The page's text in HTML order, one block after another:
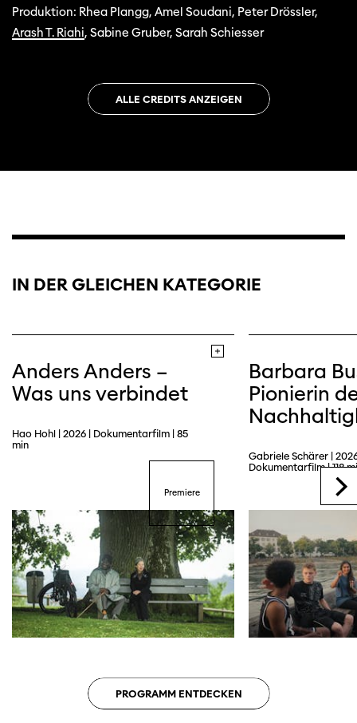
Produktion: Rhea Plangg, Amel Soudani, Peter Drössler,
Arash T. Riahi, Sabine Gruber, Sarah Schiesser
ALLE CREDITS ANZEIGEN
IN DER GLEICHEN KATEGORIE
PROGRAMM ENTDECKEN
Anders Anders –
Was uns verbindet
Hao Hohl | 2026 | Dokumentarfilm | 85
min
Premiere
Barbara
Pionierin
Gabriele Schärer |
Dokumentarfilm | 118